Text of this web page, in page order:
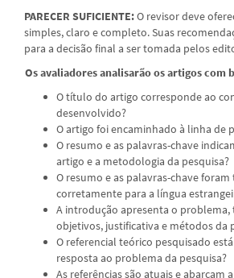
PARECER SUFICIENTE:O revisor deve
simples, claro e completo. Suas
para a decisão final a ser tomada pelos
Os avaliadores analisarão os artigos com
O título do artigo corresponde ao
desenvolvido?
O artigo foi encaminhado à linha de
O resumo e as palavras-chave
artigo e a metodologia da pesquisa?
O resumo e as palavras-chave
corretamente para a língua
A introdução apresenta o problema,
objetivos, justificativa e métodos da
O referencial teórico pesquisado
resposta ao problema da pesquisa?
As referências são atuais e abarcam